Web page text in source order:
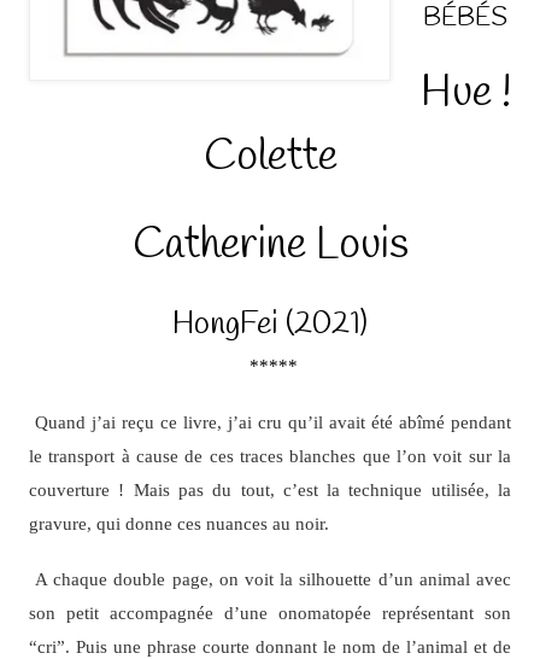
BÉBÉS
Hue !
Colette
Catherine Louis
HongFei (2021)
*****
Quand j’ai reçu ce livre, j’ai cru qu’il avait été abîmé pendant
le transport à cause de ces traces blanches que l’on voit sur la
couverture ! Mais pas du tout, c’est la technique utilisée, la
gravure, qui donne ces nuances au noir.
A chaque double page, on voit la silhouette d’un animal avec
son petit accompagnée d’une onomatopée représentant son
“cri”. Puis une phrase courte donnant le nom de l’animal et de